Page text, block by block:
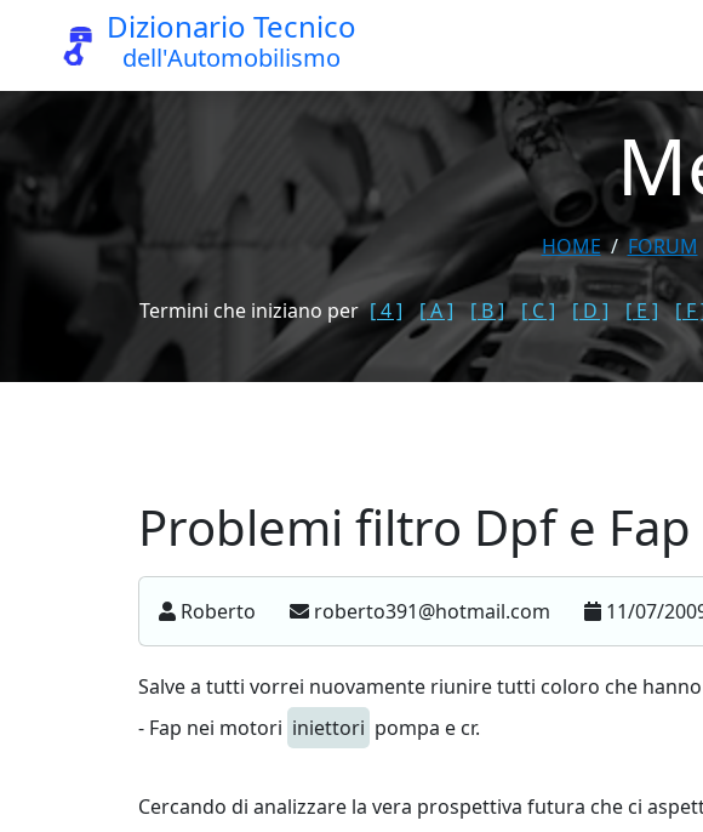
Dizionario Tecnico
dell'Automobilismo
HOME FORUM
Termini che iniziano per [ 4 ] [ A ] [ B ] [ C ] [ D ] [ E ] [ F
Problemi filtro Dpf e Fap
Roberto roberto391@hotmail.com 11/07/
Salve a tutti vorrei nuovamente riunire tutti coloro che
- Fap nei motori iniettori pompa e cr.
Cercando di analizzare la vera prospettiva futura che ci